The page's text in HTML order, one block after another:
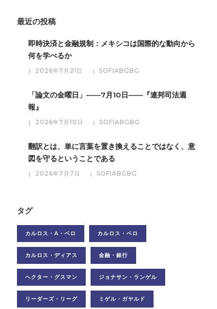
最近の投稿
即時決済と金融規制：メキシコは国際的な動向から
何を学べるか
2026年7月21日 SOFIABGBG
「論文の金曜日」――7月10日――『連邦司法週
報』
2026年7月10日 SOFIABGBG
翻訳とは、単に言葉を置き換えることではなく、意
図を守るということである
2026年7月7日 SOFIABGBG
タグ
カルロス・A・ベロ カルロス・ベロ
カルロス・ディアス 金融・銀行
ヘクター・グスマン ジョナサン・ランゲル
リーダーズ・リーグ ミゲル・ガヤルド